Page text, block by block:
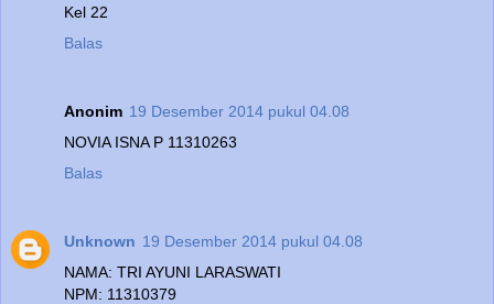
Kel 22
Balas
Anonim 19 Desember 2014 pukul 04.08
NOVIA ISNA P 11310263
Balas
Unknown 19 Desember 2014 pukul 04.08
NAMA: TRI AYUNI LARASWATI
NPM: 11310379